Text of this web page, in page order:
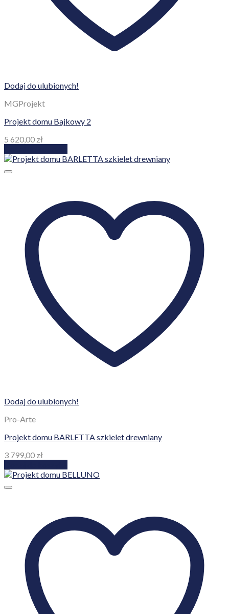
Dodaj do ulubionych!
MGProjekt
Projekt domu Bajkowy 2
5 620,00 zł
Dodaj do ulubionych!
Pro-Arte
Projekt domu BARLETTA szkielet drewniany
3 799,00 zł